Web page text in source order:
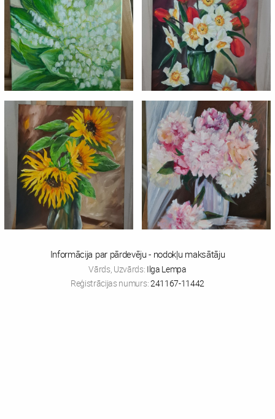
Informācija par pārdevēju - nodokļu maksātāju
Vārds, Uzvārds: Ilga Lempa
Reģistrācijas numurs:241167-11442